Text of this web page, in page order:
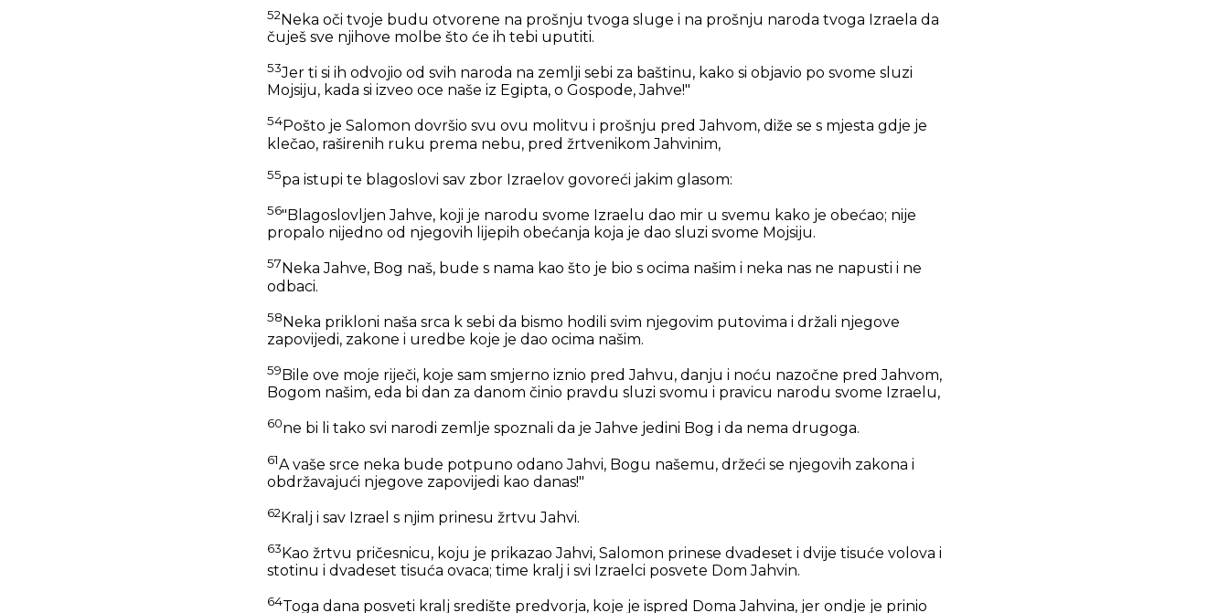
52Neka oči tvoje budu otvorene na prošnju tvoga sluge i na prošnju naroda tvoga Izraela da
čuješ sve njihove molbe što će ih tebi uputiti.
53Jer ti si ih odvojio od svih naroda na zemlji sebi za baštinu, kako si objavio po svome sluzi
Mojsiju, kada si izveo oce naše iz Egipta, o Gospode, Jahve!"
54Pošto je Salomon dovršio svu ovu molitvu i prošnju pred Jahvom, diže se s mjesta gdje je
klečao, raširenih ruku prema nebu, pred žrtvenikom Jahvinim,
55pa istupi te blagoslovi sav zbor Izraelov govoreći jakim glasom:
56"Blagoslovljen Jahve, koji je narodu svome Izraelu dao mir u svemu kako je obećao; nije
propalo nijedno od njegovih lijepih obećanja koja je dao sluzi svome Mojsiju.
57 Neka Jahve, Bog naš, bude s nama kao što je bio s ocima našim i neka nas ne napusti i ne
odbaci.
58Neka prikloni naša srca k sebi da bismo hodili svim njegovim putovima i držali njegove
zapovijedi, zakone i uredbe koje je dao ocima našim.
59 Bile ove moje riječi, koje sam smjerno iznio pred Jahvu, danju i noću nazočne pred Jahvom,
Bogom našim, eda bi dan za danom činio pravdu sluzi svomu i pravicu narodu svome Izraelu,
60ne bi li tako svi narodi zemlje spoznali da je Jahve jedini Bog i da nema drugoga.
61A vaše srce neka bude potpuno odano Jahvi, Bogu našemu, držeći se njegovih zakona i
obdržavajući njegove zapovijedi kao danas!"
62 Kralj i sav Izrael s njim prinesu žrtvu Jahvi.
63 Kao žrtvu pričesnicu, koju je prikazao Jahvi, Salomon prinese dvadeset i dvije tisuće volova i
stotinu i dvadeset tisuća ovaca; time kralj i svi Izraelci posvete Dom Jahvin.
64Toga dana posveti kralj središte predvorja, koje je ispred Doma Jahvina, jer ondje je prinio